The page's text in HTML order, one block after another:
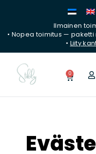
Ilmainen
• Nopea toimitus —
• Liity
0